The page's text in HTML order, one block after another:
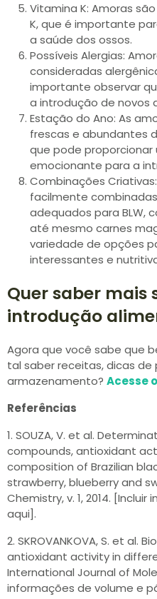
Vitamina K: Amoras
K, que é importante
a saúde dos ossos.
Possíveis Alergias:
consideradas
importante observar
a introdução de novos
Estação do Ano: As
frescas e abundantes
que pode
emocionante para a
Combinações
facilmente
adequados para BLW,
até mesmo carnes
variedade de opções
interessantes e
Quer saber mais
introdução
Agora que você sabe que
tal saber receitas, dicas de
armazenamento? Acesse
Referências
1. SOUZA, V. et al.
compounds, antioxidant
composition of Brazilian
strawberry, blueberry and
Chemistry, v. 1, 2014.
aqui].
2. SKROVANKOVA, S. et al.
antioxidant activity in
International Journal of
informações de volume e